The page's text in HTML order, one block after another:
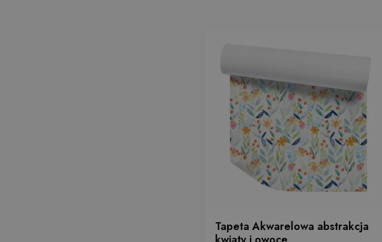
Tapeta Akwarelowa abstrakcja